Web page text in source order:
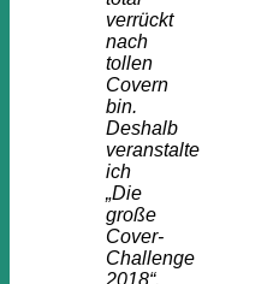
verrückt
nach
tollen
Covern
bin.
Deshalb
veranstalte
ich
„Die
große
Cover-
Challenge
2018“.